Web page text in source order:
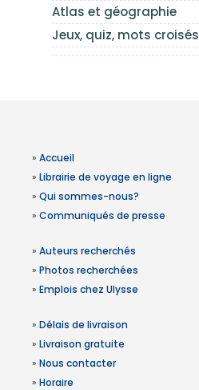
Atlas et géographie
Jeux, quiz, mots croisés
» Accueil
» Librairie de voyage en ligne
» Qui sommes-nous?
» Communiqués de presse
» Auteurs recherchés
» Photos recherchées
» Emplois chez Ulysse
» Délais de livraison
» Livraison gratuite
» Nous contacter
» Horaire